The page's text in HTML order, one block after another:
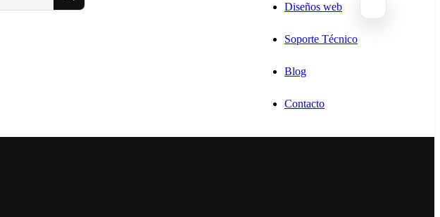
Diseños web
Soporte Técnico
Blog
Contacto